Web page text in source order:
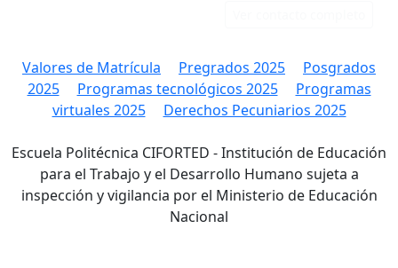
Valores de Matrícula Pregrados 2025
Posgrados
2025
Programas tecnológicos 2025
Programas
virtuales 2025
Derechos Pecuniarios 2025
Escuela Politécnica CIFORTED - Institución de Educación
para el Trabajo y el Desarrollo Humano sujeta a
inspección y vigilancia por el Ministerio de Educación
Nacional